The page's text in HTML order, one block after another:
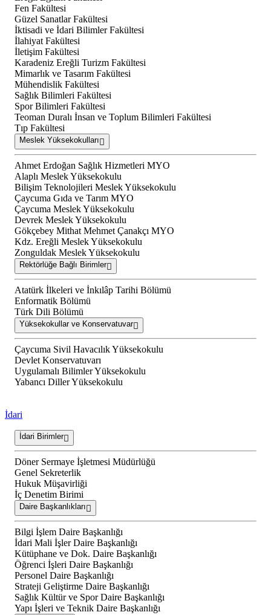
Fen Fakültesi
Güzel Sanatlar Fakültesi
İktisadi ve İdari Bilimler Fakültesi
İlahiyat Fakültesi
İletişim Fakültesi
Karadeniz Ereğli Turizm Fakültesi
Mimarlık ve Tasarım Fakültesi
Mühendislik Fakültesi
Sağlık Bilimleri Fakültesi
Spor Bilimleri Fakültesi
Teoman Duralı İnsan ve Toplum Bilimleri Fakültesi
Tıp Fakültesi
Meslek Yüksekokulları
Ahmet Erdoğan Sağlık Hizmetleri MYO
Alaplı Meslek Yüksekokulu
Bilişim Teknolojileri Meslek Yüksekokulu
Çaycuma Gıda ve Tarım MYO
Çaycuma Meslek Yüksekokulu
Devrek Meslek Yüksekokulu
Gökçebey Mithat Mehmet Çanakçı MYO
Kdz. Ereğli Meslek Yüksekokulu
Zonguldak Meslek Yüksekokulu
Rektörlüğe Bağlı Birimler
Atatürk İlkeleri ve İnkılâp Tarihi Bölümü
Enformatik Bölümü
Türk Dili Bölümü
Yüksekokullar ve Konservatuvar
Çaycuma Sivil Havacılık Yüksekokulu
Devlet Konservatuvarı
Uygulamalı Bilimler Yüksekokulu
Yabancı Diller Yüksekokulu
İdari
İdari Birimler
Döner Sermaye İşletmesi Müdürlüğü
Genel Sekreterlik
Hukuk Müşavirliği
İç Denetim Birimi
Daire Başkanlıkları
Bilgi İşlem Daire Başkanlığı
İdari Mali İşler Daire Başkanlığı
Kütüphane ve Dok. Daire Başkanlığı
Öğrenci İşleri Daire Başkanlığı
Personel Daire Başkanlığı
Strateji Geliştirme Daire Başkanlığı
Sağlık Kültür ve Spor Daire Başkanlığı
Yapı İşleri ve Teknik Daire Başkanlığı